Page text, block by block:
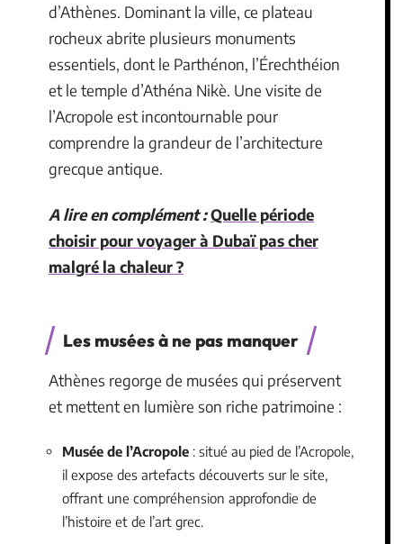
d’Athènes. Dominant la ville, ce plateau
rocheux abrite plusieurs monuments
essentiels, dont le Parthénon, l’Érechthéion
et le temple d’Athéna Nikè. Une visite de
l’Acropole est incontournable pour
comprendre la grandeur de l’architecture
grecque antique.
A lire en complément :Quelle période
choisir pour voyager à Dubaï pas cher
malgré la chaleur ?
Les musées à ne pas manquer
Athènes regorge de musées qui préservent
et mettent en lumière son riche patrimoine :
Musée de l’Acropole : situé au pied de l’Acropole,
il expose des artefacts découverts sur le site,
offrant une compréhension approfondie de
l’histoire et de l’art grec.